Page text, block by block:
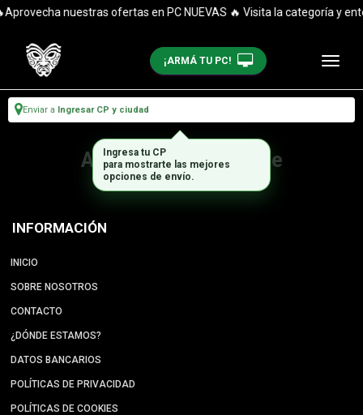
nuestras ofertas en PC NUEVAS 🔥 Visita la categoría y
¡ARMÁ TU PC!
Enviar a Ingresar CP y ciudad
Artículo no disponible
INFORMACIÓN
INICIO
SOBRE NOSOTROS
CONTACTO
¿DÓNDE ESTAMOS?
DATOS BANCARIOS
POLÍTICAS DE PRIVACIDAD
POLÍTICAS DE COOKIES
Ingresa tu CP
para mostrarte las mejores
opciones de envío.